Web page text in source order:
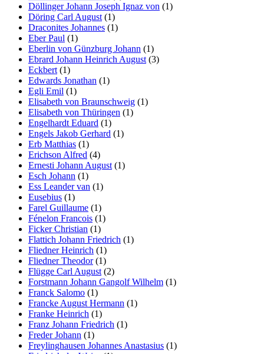
Döllinger Johann Joseph Ignaz von (1)
Döring Carl August (1)
Draconites Johannes (1)
Eber Paul (1)
Eberlin von Günzburg Johann (1)
Ebrard Johann Heinrich August (3)
Eckbert (1)
Edwards Jonathan (1)
Egli Emil (1)
Elisabeth von Braunschweig (1)
Elisabeth von Thüringen (1)
Engelhardt Eduard (1)
Engels Jakob Gerhard (1)
Erb Matthias (1)
Erichson Alfred (4)
Ernesti Johann August (1)
Esch Johann (1)
Ess Leander van (1)
Eusebius (1)
Farel Guillaume (1)
Fénelon Francois (1)
Ficker Christian (1)
Flattich Johann Friedrich (1)
Fliedner Heinrich (1)
Fliedner Theodor(1)
Flügge Carl August (2)
Forstmann Johann Gangolf Wilhelm (1)
Franck Salomo (1)
Francke August Hermann (1)
Franke Heinrich (1)
Franz Johann Friedrich (1)
Freder Johann (1)
Freylinghausen Johannes Anastasius (1)